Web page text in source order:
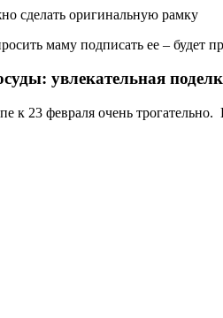
сделать оригинальную рамку
маму подписать ее – будет
увлекательная
к 23 февраля очень